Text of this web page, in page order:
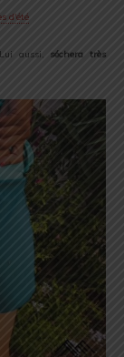
Lui aussi, séchera très